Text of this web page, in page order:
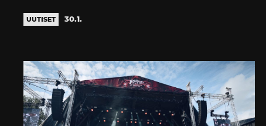
UUTISET 30.1.